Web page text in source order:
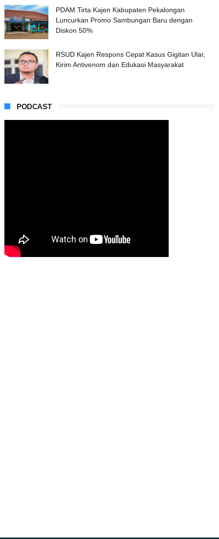
PDAM Tirta Kajen Kabupaten Pekalongan
Luncurkan Promo Sambungan Baru dengan
Diskon 50%
RSUD Kajen Respons Cepat Kasus Gigitan Ular,
Kirim Antivenom dan Edukasi Masyarakat
PODCAST